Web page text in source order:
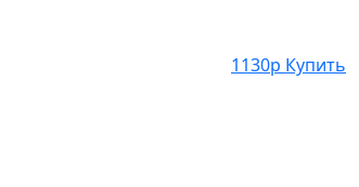
1130р Купить